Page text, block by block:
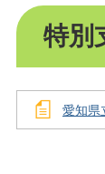
特別
愛知県